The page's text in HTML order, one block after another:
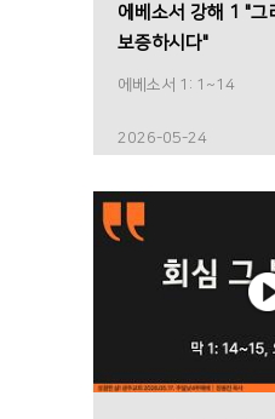
에베소서 강해 1 "그
보증하시다"
에베소서 1: 1~14
2026-05-24